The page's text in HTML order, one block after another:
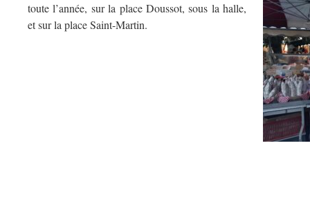
toute l’année, sur la place Doussot, sous la halle,
et sur la place Saint-Martin.